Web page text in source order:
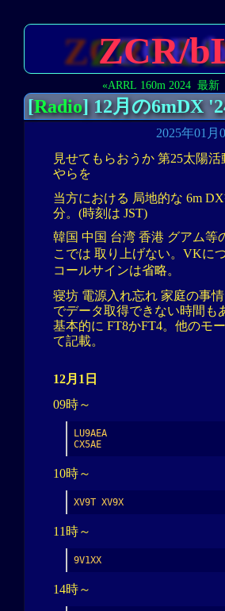
ZCR/
«ARRL 160m 2024 最新
[Radio ] 12月の6mDX
2025年01月
見せてもらおうか 第25太陽活
やらを
当方における 局地的な 6m
分。(時刻は JST)
韓国 中国 台湾 香港 グアム等
こでは 取り上げない。VKに
コールサインは省略。
寝坊 電源入れ忘れ 家庭の事
でデータ取得できない時間も
基本的に FT8かFT4。他のモ
て記載。
12月1日
09時～
LU9AEA
CX5AE
10時～
XV9T XV9X
11時～
9V1XX
14時～